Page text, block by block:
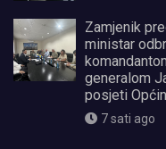
Zamjenik
ministar
generalom
posjeti
7 sati ago